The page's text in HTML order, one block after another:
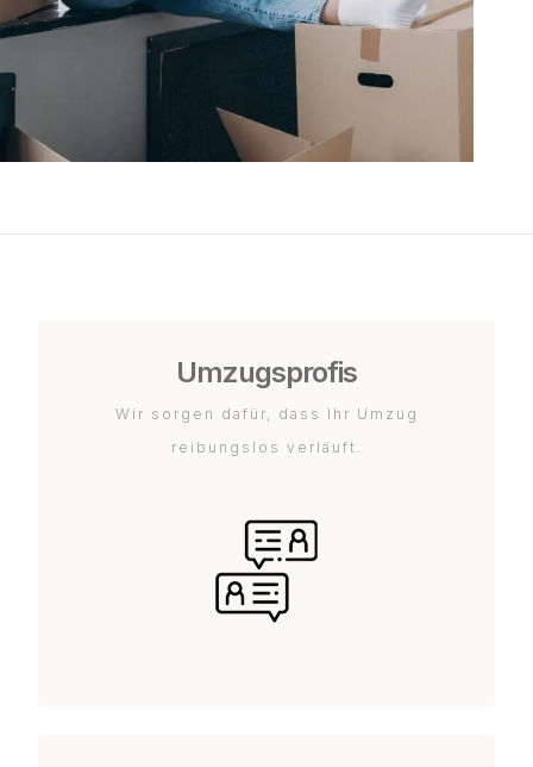
Umzugsprofis
Wir sorgen dafür, dass Ihr Umzug
reibungslos verläuft.